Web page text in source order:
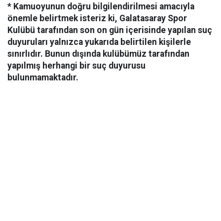
* Kamuoyunun doğru bilgilendirilmesi amacıyla
önemle belirtmek isteriz ki, Galatasaray Spor
Kulübü tarafından son on gün içerisinde yapılan suç
duyuruları yalnızca yukarıda belirtilen kişilerle
sınırlıdır. Bunun dışında kulübümüz tarafından
yapılmış herhangi bir suç duyurusu
bulunmamaktadır.